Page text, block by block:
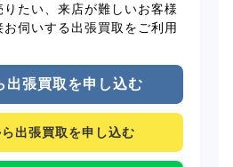
たい、来店が難しいお客様
伺いする出張買取をご利用
出張買取を申し込む
出張買取を申し込む